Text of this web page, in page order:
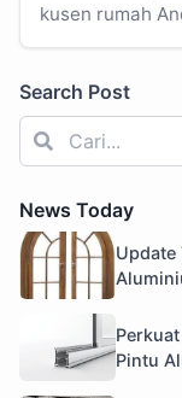
kusen rumah
Search Post
News Today
Update
Pintu